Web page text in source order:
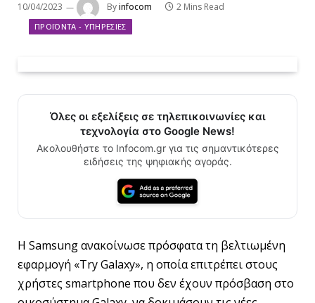
10/04/2023 Byinfocom 2 Mins Read
ΠΡΟΪΌΝΤΑ - ΥΠΗΡΕΣΊΕΣ
Όλες οι εξελίξεις σε τηλεπικοινωνίες και
τεχνολογία στο Google News!
Ακολουθήστε το Infocom.gr για τις σημαντικότερες
ειδήσεις της ψηφιακής αγοράς.
Η Samsung ανακοίνωσε πρόσφατα τη βελτιωμένη
εφαρμογή «Try Galaxy», η οποία επιτρέπει στους
χρήστες smartphone που δεν έχουν πρόσβαση στο